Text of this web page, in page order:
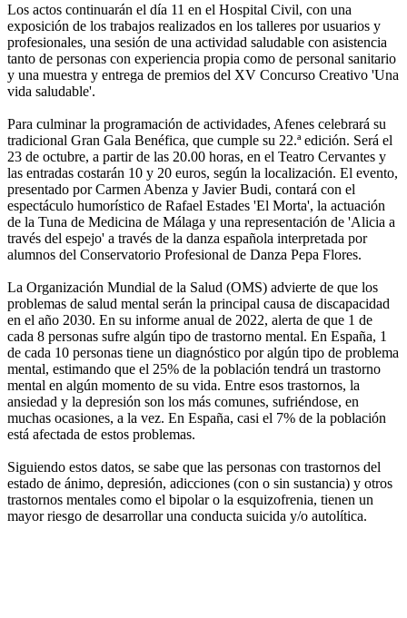
Los actos continuarán el día 11 en el Hospital Civil, con una
exposición de los trabajos realizados en los talleres por usuarios y
profesionales, una sesión de una actividad saludable con asistencia
tanto de personas con experiencia propia como de personal sanitario
y una muestra y entrega de premios del XV Concurso Creativo 'Una
vida saludable'.
Para culminar la programación de actividades, Afenes celebrará su
tradicional Gran Gala Benéfica, que cumple su 22.ª edición. Será el
23 de octubre, a partir de las 20.00 horas, en el Teatro Cervantes y
las entradas costarán 10 y 20 euros, según la localización. El evento,
presentado por Carmen Abenza y Javier Budi, contará con el
espectáculo humorístico de Rafael Estades 'El Morta', la actuación
de la Tuna de Medicina de Málaga y una representación de 'Alicia a
través del espejo' a través de la danza española interpretada por
alumnos del Conservatorio Profesional de Danza Pepa Flores.
La Organización Mundial de la Salud (OMS) advierte de que los
problemas de salud mental serán la principal causa de discapacidad
en el año 2030. En su informe anual de 2022, alerta de que 1 de
cada 8 personas sufre algún tipo de trastorno mental. En España, 1
de cada 10 personas tiene un diagnóstico por algún tipo de problema
mental, estimando que el 25% de la población tendrá un trastorno
mental en algún momento de su vida. Entre esos trastornos, la
ansiedad y la depresión son los más comunes, sufriéndose, en
muchas ocasiones, a la vez. En España, casi el 7% de la población
está afectada de estos problemas.
Siguiendo estos datos, se sabe que las personas con trastornos del
estado de ánimo, depresión, adicciones (con o sin sustancia) y otros
trastornos mentales como el bipolar o la esquizofrenia, tienen un
mayor riesgo de desarrollar una conducta suicida y/o autolítica.